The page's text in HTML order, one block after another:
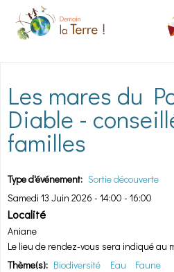
Aller au contenu principal
Les mares du
Diable -
familles
Type d'événement: Sortie découverte
Samedi 13 Juin 2026 - 14:00 - 16:00
Localité
Aniane
Le lieu de rendez-vous sera indiqué au
Thème(s): Biodiversité Eau Faune